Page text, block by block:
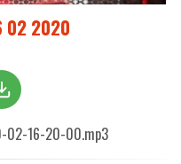
02 2020
02-16-20-00.mp3